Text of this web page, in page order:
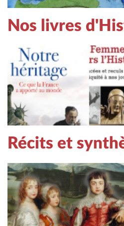
Nos livres
Récits et